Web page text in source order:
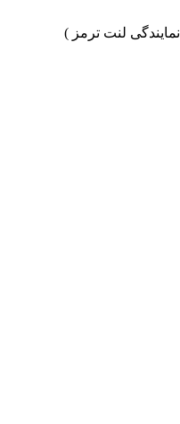
لنت ترمز )